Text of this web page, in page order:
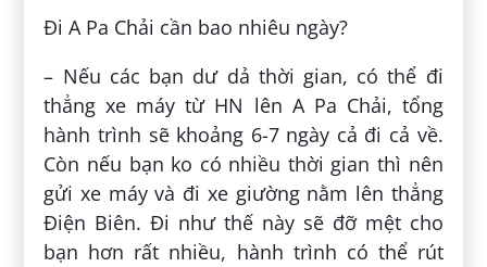
Đi A Pa Chải cần bao nhiêu ngày?
– Nếu các bạn dư dả thời gian, có thể đi
thẳng xe máy từ HN lên A Pa Chải, tổng
hành trình sẽ khoảng 6-7 ngày cả đi cả về.
Còn nếu bạn ko có nhiều thời gian thì nên
gửi xe máy và đi xe giường nằm lên thẳng
Điện Biên. Đi như thế này sẽ đỡ mệt cho
bạn hơn rất nhiều, hành trình có thể rút